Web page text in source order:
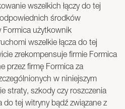
wszelkich łączy do tej
środków
Formica użytkownik
wszelkie łącza do tej
zrekompensuje firmie Formica
przez firmę Formica za
w niniejszym
straty, szkody czy roszczenia
do tej witryny bądź związane z